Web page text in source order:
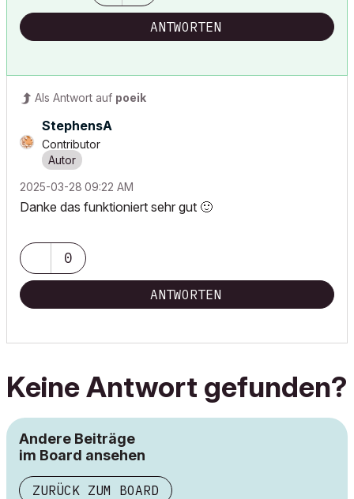
ANTWORTEN
Als Antwort auf poeik
StephensA
Contributor
‎2025-03-28 09:22 AM
Danke das funktioniert sehr gut 🙂
0
ANTWORTEN
Keine Antwort gefunden?
Andere Beiträge
im Board ansehen
ZURÜCK ZUM BOARD